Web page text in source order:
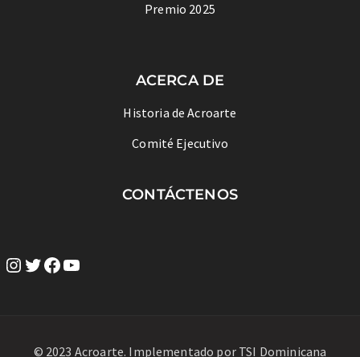
Premio 2025
ACERCA DE
Historia de Acroarte
Comité Ejecutivo
CONTÁCTENOS
© 2023 Acroarte. Implementado por TSI Dominicana